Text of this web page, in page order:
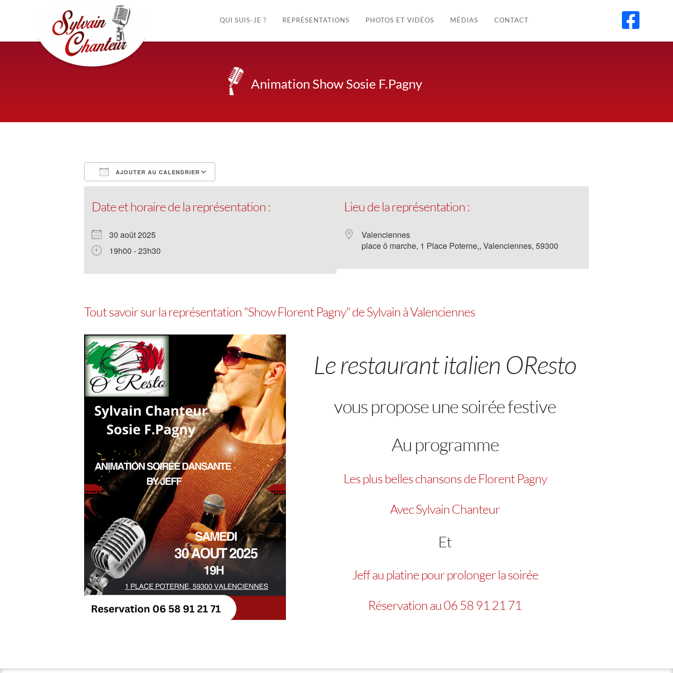
QUI SUIS-JE ? REPRÉSENTATIONS PHOTOS ET VIDÉOS MÉDIAS CONTACT 
Animation Show Sosie F.Pagny
AJOUTER AU CALENDRIER
Date et horaire de la représentation :
30 août 2025
19h00 - 23h30
Lieu de la représentation :
Valenciennes
place ô marche, 1 Place Poterne,, Valenciennes, 59300
Tout savoir sur la représentation "Show Florent Pagny" de Sylvain à Valenciennes
Le restaurant italien OResto
vous propose une soirée festive
Au programme
Les plus belles chansons de Florent Pagny
Avec Sylvain Chanteur
Et
Jeff au platine pour prolonger la soirée
Réservation au 06 58 91 21 71